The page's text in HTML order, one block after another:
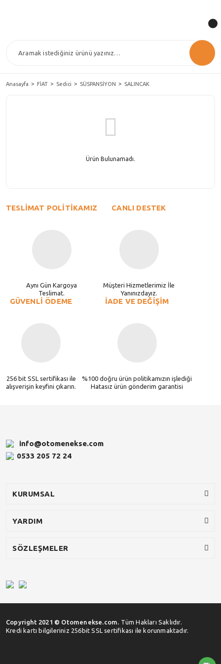
Anasayfa FİAT Sedici SÜSPANSİYON SALINCAK
Ürün Bulunamadı.
TESLİMAT POLİTİKAMIZ
Aynı Gün Kargoya
Teslimat.
CANLI DESTEK
Müşteri Hizmetlerimiz İle
Yanınızdayız.
GÜVENLİ ÖDEME
256 bit SSL sertifikası ile
alışverişin keyfini çıkarın.
İADE VE DEĞİŞİM
%100 doğru ürün politikamızın işlediği
Hatasız ürün gönderim garantisi
info@otomenekse.com
0533 205 72 24
KURUMSAL
YARDIM
SÖZLEŞMELER
Copyright 2021 © Otomenekse.com. Tüm Hakları Saklıdır.
Kredi kartı bilgileriniz 256bit SSL sertifikası ile korunmaktadır.